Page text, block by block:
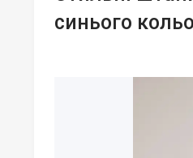
синього